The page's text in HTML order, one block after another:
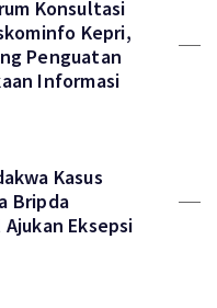
Konsultasi
Kepri,
Penguatan
Informasi
Kasus
Bripda
Eksepsi